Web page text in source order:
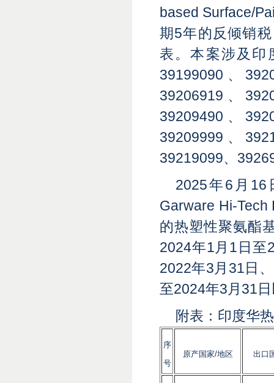
based Surface/
期5年的反倾销
表。本案涉及印
39199090、
39206919、
39209490、
39209999、
39219099、
2025年6月16
Garware Hi-Tech
的热塑性聚氨酯
2024年1月1日至
2022年3月31日
至2024年3月31
附表：印度华
序
号
原产国家/地区 出口